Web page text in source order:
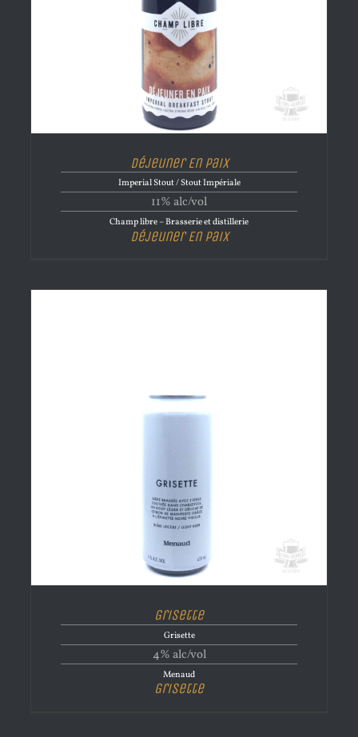
Déjeuner En Paix
Imperial Stout / Stout Impériale
11% alc/vol
Champ libre – Brasserie et distillerie
Déjeuner En Paix
Grisette
Grisette
4% alc/vol
Menaud
Grisette